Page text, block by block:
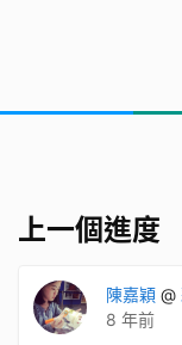
上一個進度
陳嘉穎 @
8 年前